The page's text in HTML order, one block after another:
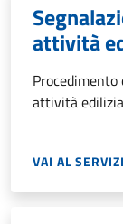
attività
attività
VAI AL